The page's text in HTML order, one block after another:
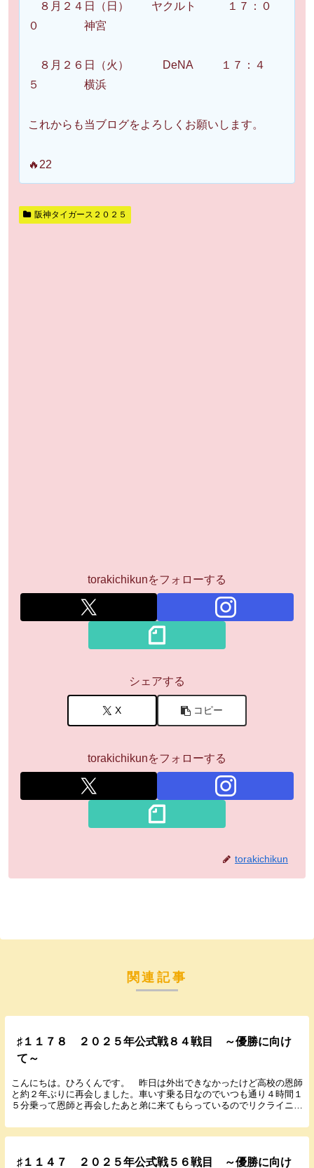
８月２４日（日） ヤクルト １７：０
０ 神宮
８月２６日（火） DeNA １７：４
５ 横浜
これからも当ブログをよろしくお願いします。
🔥22
阪神タイガース２０２５
torakichikunをフォローする
シェアする
X コピー
torakichikunをフォローする
torakichikun
関連記事
♯１１７８ ２０２５年公式戦８４戦目 ～優勝に向け
て～
こんにちは。ひろくんです。 昨日は外出できなかったけど高校の恩師
と約２年ぶりに再会しました。車いす乗る日なのでいつも通り４時間１
５分乗って恩師と再会したあと弟に来てもらっているのでリクライニン
♯１１４７ ２０２５年公式戦５６戦目 ～優勝に向け